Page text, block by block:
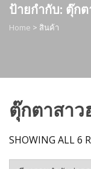
ป้ายกำกับ: ตุ๊กต
Home > สินค้า
ตุ๊กตาสาว
SHOWING ALL 6